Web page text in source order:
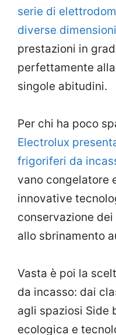
serie di
diverse dimensioni
prestazioni in
perfettamente
singole abitudini.
Per chi ha poco
Electrolux
frigoriferi da
vano congelatore
innovative
conservazione
allo sbrinamento
Vasta è poi la
da incasso: dai
agli spaziosi Side
ecologica e